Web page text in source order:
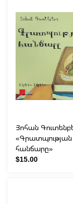
Յոհան
«Գրատպության
հանճարը»
$15.00